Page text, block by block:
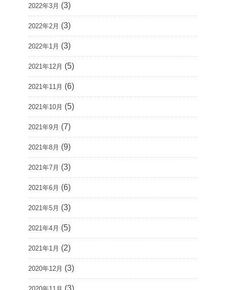
2022年3月 (3)
2022年2月 (3)
2022年1月 (3)
2021年12月 (5)
2021年11月 (6)
2021年10月 (5)
2021年9月 (7)
2021年8月 (9)
2021年7月 (3)
2021年6月 (6)
2021年5月 (3)
2021年4月 (5)
2021年1月 (2)
2020年12月 (3)
(3)